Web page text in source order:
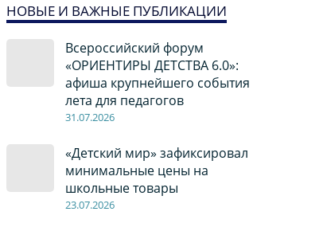
НОВЫЕ И ВАЖНЫЕ ПУБЛИКАЦИИ
Всероссийский форум
«ОРИЕНТИРЫ ДЕТСТВА 6.0»:
афиша крупнейшего события
лета для педагогов
31.07.2026
«Детский мир» зафиксировал
минимальные цены на
школьные товары
23.07.2026